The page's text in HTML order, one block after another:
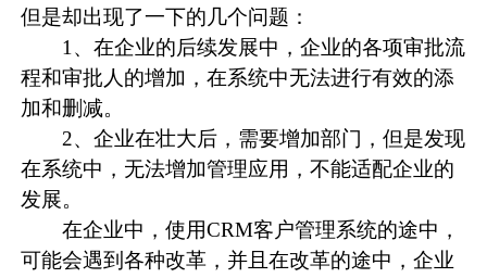
但是却出现了一下的几个问题：
1、在企业的后续发展中，企业的各项审批流
程和审批人的增加，在系统中无法进行有效的添
加和删减。
2、企业在壮大后，需要增加部门，但是发现
在系统中，无法增加管理应用，不能适配企业的
发展。
在企业中，使用CRM客户管理系统的途中，
可能会遇到各种改革，并且在改革的途中，企业